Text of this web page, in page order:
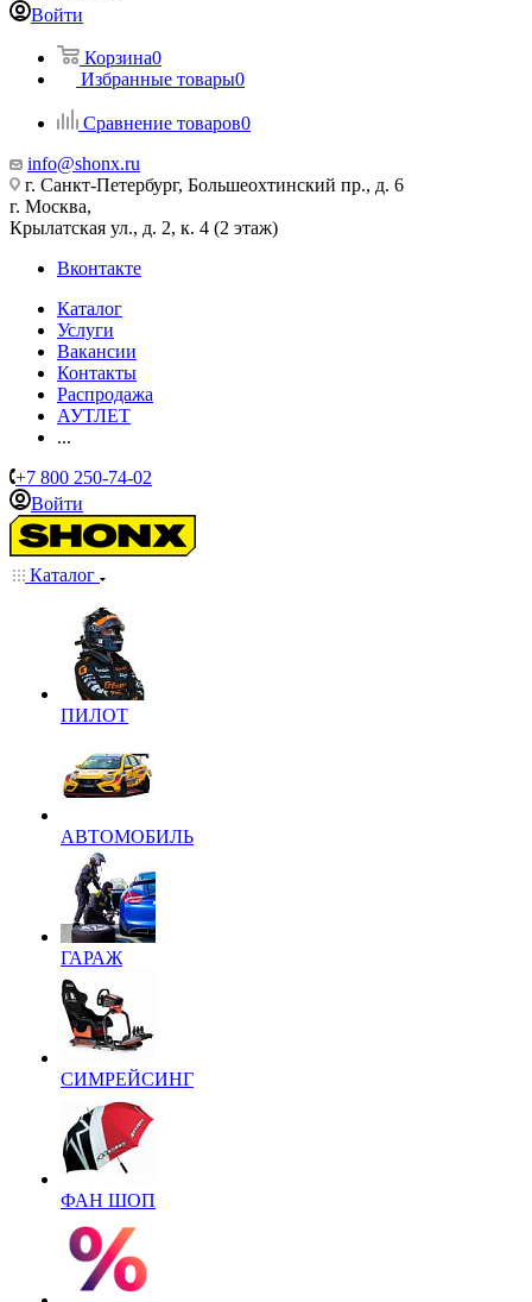
Войти
Корзина0
Избранные товары0
Сравнение товаров0
info@shonx.ru
г. Санкт-Петербург, Большеохтинский пр., д. 6
г. Москва,
Крылатская ул., д. 2, к. 4 (2 этаж)
Вконтакте
Каталог
Услуги
Вакансии
Контакты
Распродажа
АУТЛЕТ
...
+7 800 250-74-02
Войти
Каталог
ПИЛОТ
АВТОМОБИЛЬ
ГАРАЖ
СИМРЕЙСИНГ
ФАН ШОП